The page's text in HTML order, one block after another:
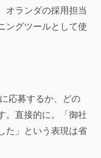
オランダの採用担当
ングツールとして使
応募するか、どの
。直接的に。「御社
た」という表現は省